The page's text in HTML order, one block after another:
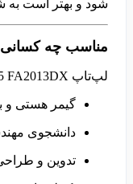
شود و بهتر است به
مناسب چه
لپ‌تاپ HP Victus 15 FA2013DX گزینه خوبی است اگر:
گیمر هستی و
دانشجوی
تدوین و